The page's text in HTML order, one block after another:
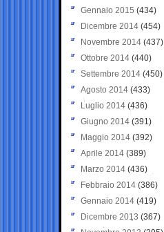
Gennaio 2015 (434)
Dicembre 2014 (454)
Novembre 2014 (437)
Ottobre 2014 (440)
Settembre 2014 (450)
Agosto 2014 (433)
Luglio 2014 (436)
Giugno 2014 (391)
Maggio 2014 (392)
Aprile 2014 (389)
Marzo 2014 (436)
Febbraio 2014 (386)
Gennaio 2014 (419)
Dicembre 2013 (367)